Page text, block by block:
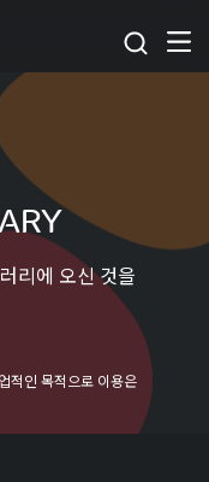
리에 오신 것을
적인 목적으로 이용은